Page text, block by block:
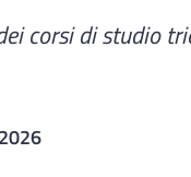
corsi di studio